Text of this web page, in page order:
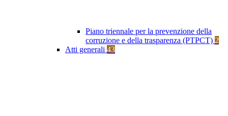
Piano triennale per la prevenzione della
corruzione e della trasparenza (PTPCT) 2
Atti generali 43